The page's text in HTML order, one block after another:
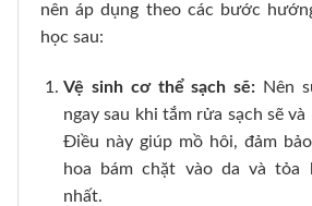
nên áp dụng theo các bước
học sau:
Vệ sinh cơ thể sạch sẽ: Nên
ngay sau khi tắm rửa sạch sẽ
Điều này giúp mồ hôi, đảm
hoa bám chặt vào da và tỏa
nhất.